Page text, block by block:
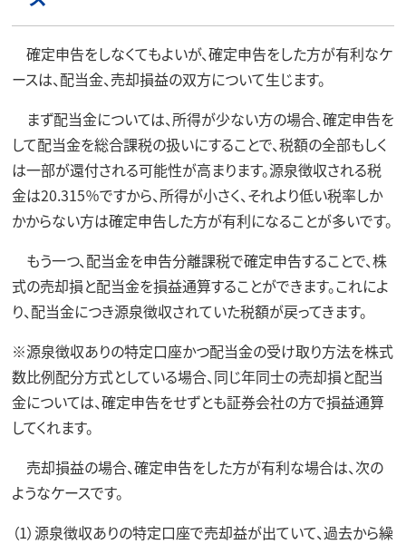
確定申告をしなくてもよいが、確定申告をした方が有利なケ
ースは、配当金、売却損益の双方について生じます。
まず配当金については、所得が少ない方の場合、確定申告を
して配当金を総合課税の扱いにすることで、税額の全部もしく
は一部が還付される可能性が高まります。源泉徴収される税
金は20.315％ですから、所得が小さく、それより低い税率しか
かからない方は確定申告した方が有利になることが多いです。
もう一つ、配当金を申告分離課税で確定申告することで、株
式の売却損と配当金を損益通算することができます。これによ
り、配当金につき源泉徴収されていた税額が戻ってきます。
※源泉徴収ありの特定口座かつ配当金の受け取り方法を株式
数比例配分方式としている場合、同じ年同士の売却損と配当
金については、確定申告をせずとも証券会社の方で損益通算
してくれます。
売却損益の場合、確定申告をした方が有利な場合は、次の
ようなケースです。
（1）源泉徴収ありの特定口座で売却益が出ていて、過去から繰